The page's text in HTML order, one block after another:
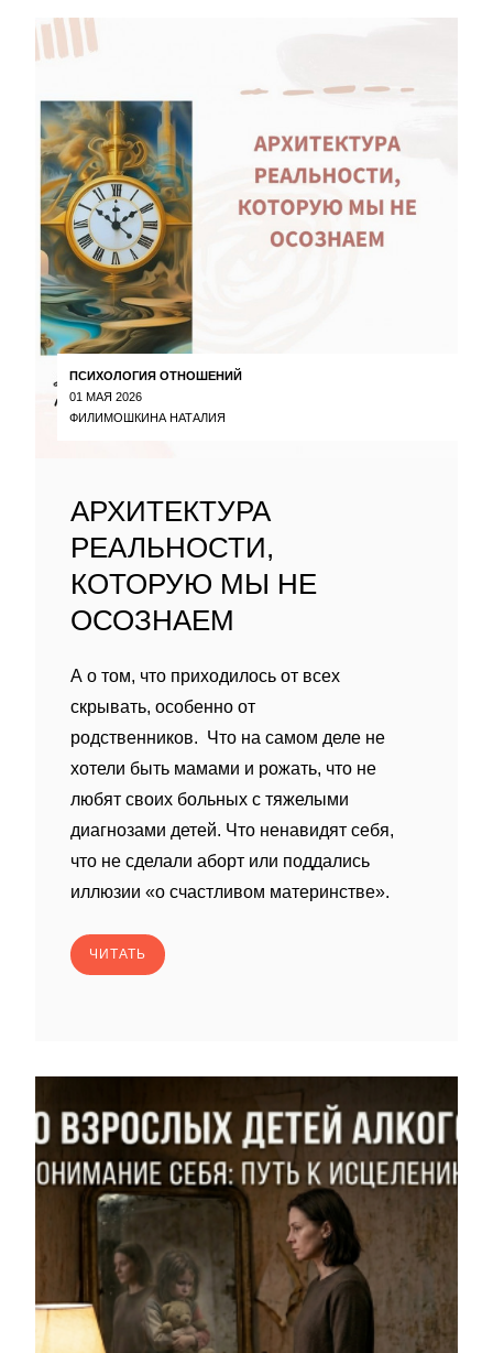
ПСИХОЛОГИЯ ОТНОШЕНИЙ
01 МАЯ 2026
ФИЛИМОШКИНА НАТАЛИЯ
АРХИТЕКТУРА
РЕАЛЬНОСТИ,
КОТОРУЮ МЫ НЕ
ОСОЗНАЕМ
А о том, что приходилось от всех
скрывать, особенно от
родственников. Что на самом деле не
хотели быть мамами и рожать, что не
любят своих больных с тяжелыми
диагнозами детей. Что ненавидят себя,
что не сделали аборт или поддались
иллюзии «о счастливом материнстве».
ЧИТАТЬ